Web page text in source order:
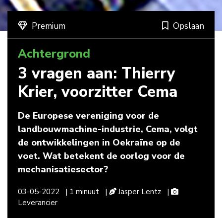
Premium Opslaan
Achtergrond
3 vragen aan: Thierry
Krier, voorzitter Cema
De Europese vereniging voor de
landbouwmachine-industrie, Cema, volgt
de ontwikkelingen in Oekraïne op de
voet. Wat betekent de oorlog voor de
mechanisatiesector?
03-05-2022 | 1 minuut | Jasper Lentz
|
Leverancier